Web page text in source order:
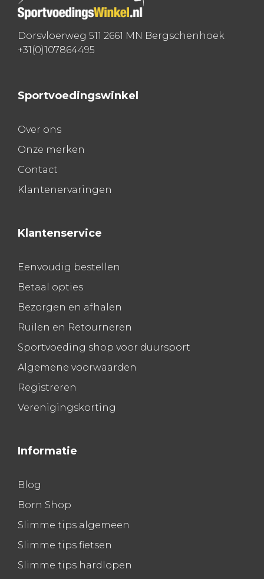
Dorsvloerweg 511 2661 MN Bergschenhoek
+31(0)107864495
Sportvoedingswinkel
Over ons
Onze merken
Contact
Klantenervaringen
Klantenservice
Eenvoudig bestellen
Betaal opties
Bezorgen en afhalen
Ruilen en Retourneren
Sportvoeding shop voor duursport
Algemene voorwaarden
Registreren
Verenigingskorting
Informatie
Blog
Born Shop
Slimme tips algemeen
Slimme tips fietsen
Slimme tips hardlopen